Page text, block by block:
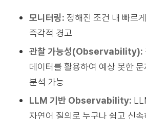
모니터링: 정해진 조건 내 빠르
즉각적 경고
관찰 가능성(Observability):
데이터를 활용하여 예상 못한
분석 가능
LLM 기반 Observability:
자연어 질의로 누구나 쉽고 신속